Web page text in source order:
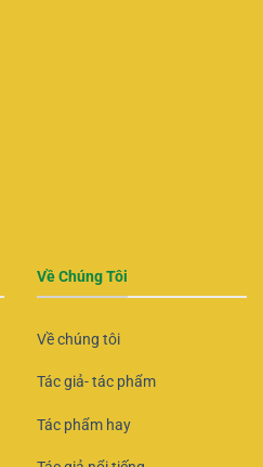
Về Chúng Tôi
Về chúng tôi
Tác giả- tác phẩm
Tác phẩm hay